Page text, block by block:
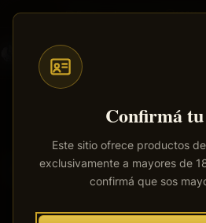
Confirmá
Este sitio ofrece productos
exclusivamente a mayores de
confirmá que sos
Saltar
contenido
principal
Envíos a todo el país· 100%
Tenemos